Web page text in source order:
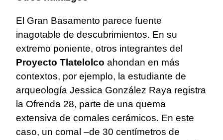
El Gran Basamento parece fuente
inagotable de descubrimientos. En su
extremo poniente, otros integrantes del
Proyecto Tlatelolco ahondan en más
contextos, por ejemplo, la estudiante de
arqueología Jessica González Raya registra
la Ofrenda 28, parte de una quema
extensiva de comales cerámicos. En este
caso, un comal –de 30 centímetros de